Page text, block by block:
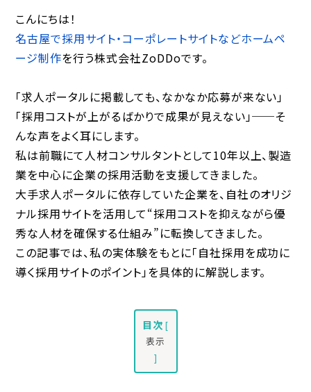
こんにちは！
名古屋で採用サイト・コーポレートサイトなどホームペ
ージ制作を行う株式会社ZoDDoです。
「求人ポータルに掲載しても、なかなか応募が来ない」
「採用コストが上がるばかりで成果が見えない」──そ
んな声をよく耳にします。
私は前職にて人材コンサルタントとして10年以上、製造
業を中心に企業の採用活動を支援してきました。
大手求人ポータルに依存していた企業を、自社のオリジ
ナル採用サイトを活用して“採用コストを抑えながら優
秀な人材を確保する仕組み”に転換してきました。
この記事では、私の実体験をもとに「自社採用を成功に
導く採用サイトのポイント」を具体的に解説します。
目次 [
表示
]